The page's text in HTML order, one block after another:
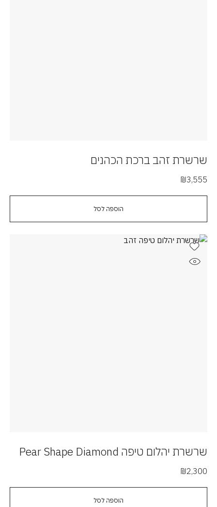
הוספה לסל
שרשרת זהב ברכת הכהנים
₪3,555
הוספה לסל
שרשרת יהלום טיפה Pear Shape Diamond
₪2,300